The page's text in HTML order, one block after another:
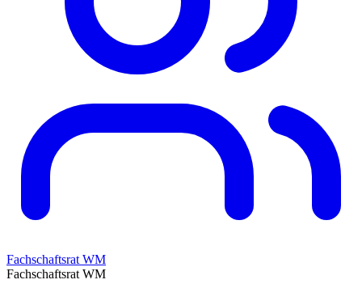
Fachschaftsrat WM
Fachschaftsrat WM